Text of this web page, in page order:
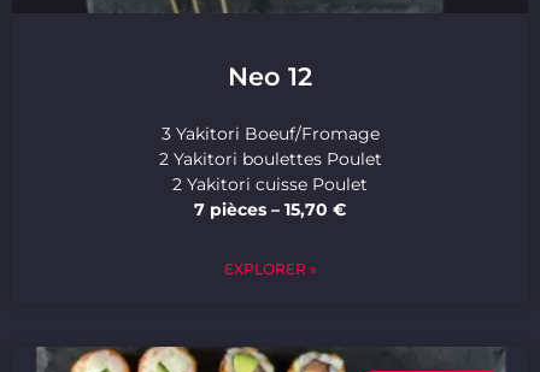
Neo 12
3 Yakitori Boeuf/Fromage
2 Yakitori boulettes Poulet
2 Yakitori cuisse Poulet
7 pièces – 15,70 €
EXPLORER »